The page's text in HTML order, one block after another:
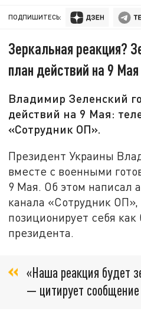
ПОДПИШИТЕСЬ:
Зеркальная реакция?
план действий на 9 Мая
Владимир Зеленский
действий на 9 Мая:
«Сотрудник ОП».
Президент Украины
вместе с военными
9 Мая. Об этом написал
канала «Сотрудник ОП»,
позиционирует себя
президента.
«Наша реакция будет
— цитирует сообщение